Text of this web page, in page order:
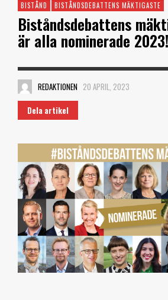
BISTÅND BISTÅNDSDEBATTENS MÄKTIGASTE
Biståndsdebattens
är alla nominerade 2023!
REDAKTIONEN 20 APRIL, 2023
Dela artikel